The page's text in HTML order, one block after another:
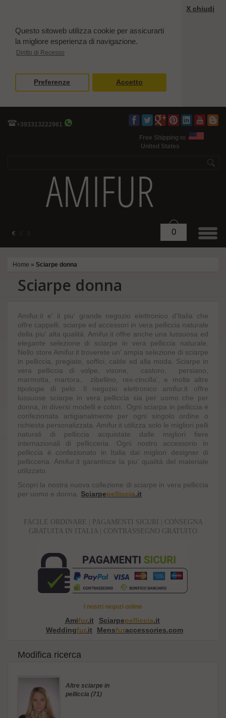
Questo sitoweb utilizza cookie per assicurarti
la migliore esperienza di navigazione.
Diritto di Recesso
X chiudi
Preferenze Accetto
+393313222961
Free Shipping to
United States
€ 0
Home » Sciarpe donna
Sciarpe donna
Amifur.it e' il piu‘ grande negozio elettronico d‘Italia che
offre cappelli, sciarpe ed accessori in vera pelliccia naturale
della piu‘ alta qualità. Amifur.it offre anche una lussuosa ed
elegante selezione di sciarpe in vera pelliccia naturale.
Nello store Amifur.it troverete un' ampia selezione di sciarpe
in pelliccia, pregiate, soffici, calde ed alla moda. Sciarpe in
vera pelliccia di volpe, visone, castoro, persiano,
marmotta, martora, zibellino, rex-cincilla', e molte altre
tipologie di pelo. Il negozio elettronico amifur.it offre
lussuose sciarpe in vera pelliccia sia per uomo che per
donna, in diversi modelli e colori. Ogni sciarpa in pelliccia è
confezionata artigianalmente per ogni singolo ordine o
richiesta personalizzata. Amifur.it utilizza solo le migliori pelli
naturali di pelliccia acquistate dalle migliori fiere
internazionali di pellicceria. Ogni nostro accessorio in
pelliccia è confezionato in Italia dai migliori designer di
pellicceria. Amifur.it garantisce la piu' qualità del materiale
utilizzato.
Scopri la nostra nuova collezione di sciarpe in vera pelliccia
per uomo e donna. Sciarpepelliccia.it
FACILE ORDINARE | PAGAMENTI SICURI | CONSEGNA
GRATUITA IN ITALIA | CONTRASSEGNO GRATUITO
I nostri negozi online
Amifur.it Sciarpepelliccia.it
Weddingfur.it Mensfuraccessories.com
Modifica ricerca
Altre sciarpe in
pelliccia (71)